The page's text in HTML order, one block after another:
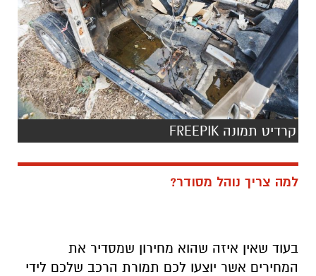
קרדיט תמונה FREEPIK
למה צריך נוהל מסודר?
בעוד שאין איזה שהוא מחירון שמסדיר את
המחירים אשר יוצעו לכם תמורת הרכב שלכם לידי